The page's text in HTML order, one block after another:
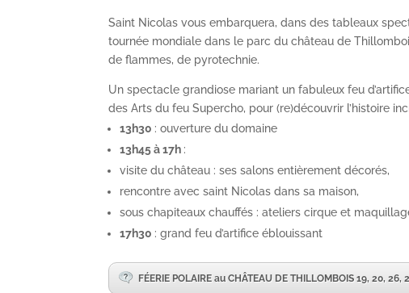
Saint Nicolas vous embarquera, dans des tableaux
tournée mondiale dans le parc du château de
de flammes, de pyrotechnie.
Un spectacle grandiose mariant un fabuleux feu
des Arts du feu Supercho, pour (re)découvrir l’histoire
13h30 : ouverture du domaine
13h45 à 17h :
visite du château : ses salons entièrement décorés,
rencontre avec saint Nicolas dans sa maison,
sous chapiteaux chauffés : ateliers cirque et
17h30 : grand feu d’artifice éblouissant
FÉERIE POLAIRE au CHÂTEAU DE THILLOMBOIS 19, 20,